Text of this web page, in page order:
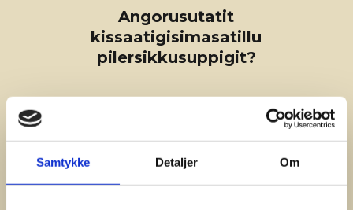
Samtykke Detaljer Om
Angorusutatit
kissaatigisimasatillu
pilersikkusuppigit?
